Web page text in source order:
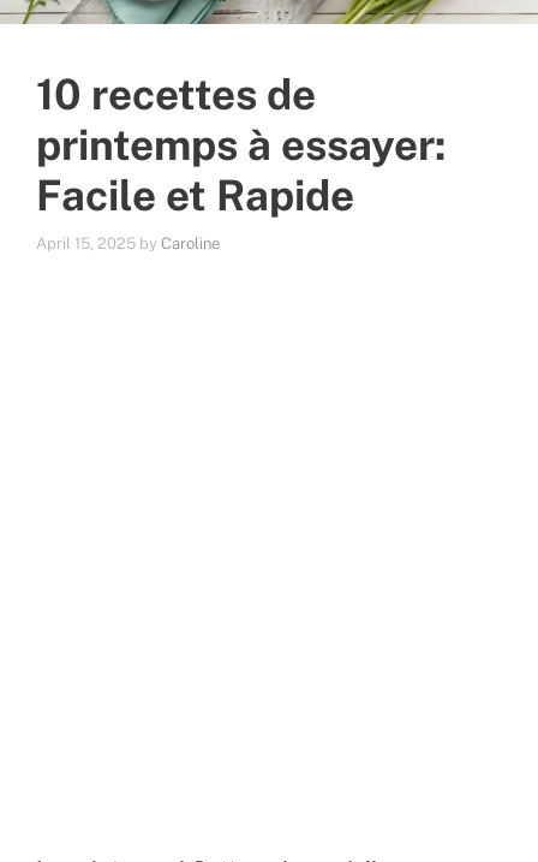
10 recettes de
printemps à essayer:
Facile et Rapide
April 15, 2025 by Caroline